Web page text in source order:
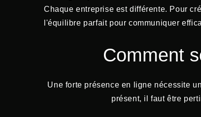
Chaque entreprise est différente. Pour
l'équilibre parfait pour communiquer
Comment
Une forte présence en ligne nécessite
présent, il faut être